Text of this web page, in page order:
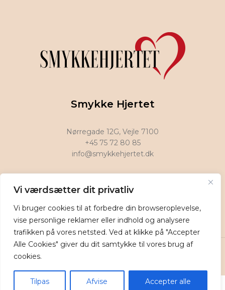
Vi værdsætter dit privatliv
Vi bruger cookies til at forbedre din browseroplevelse,
vise personlige reklamer eller indhold og analysere
trafikken på vores netsted. Ved at klikke på "Accepter
Alle Cookies" giver du dit samtykke til vores brug af
cookies.
Tilpas Afvise Accepter alle
Smykke Hjertet
Nørregade 12G, Vejle 7100
+45 75 72 80 85
info@smykkehjertet.dk
Smykkehjertet @ 2025 | Power byNemBestil ApS